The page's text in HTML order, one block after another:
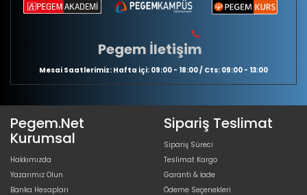
Pegem İletişim
Mesai Saatlerimiz: Hafta içi: 09:00 - 18:00 / Cts: 09:00 - 13:00
Pegem.Net
Kurumsal
Hakkımızda
Yazarımız Olun
Banka Hesapları
Sipariş Teslimat
Sipariş Süreci
Teslimat Kargo
Garanti & İade
Ödeme Seçenekleri